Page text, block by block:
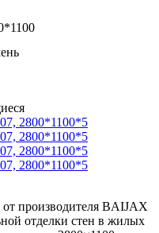
от производителя BAIJAX
отделки стен в жилых